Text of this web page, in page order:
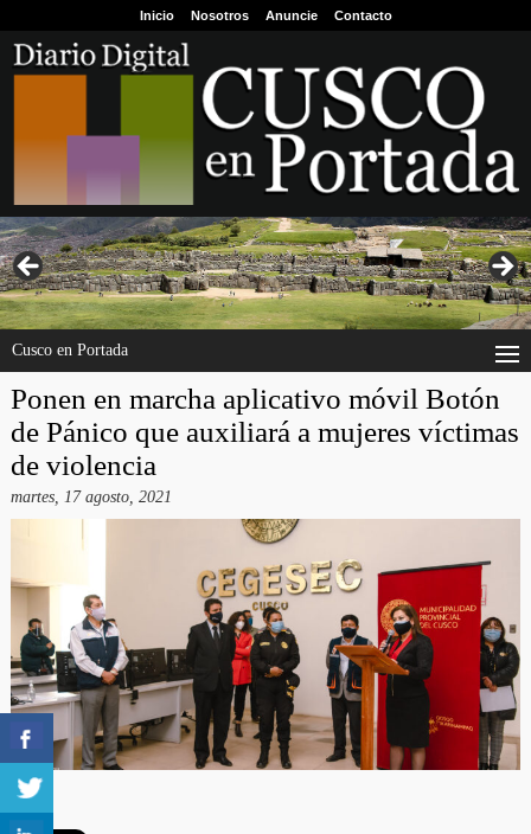
Inicio Nosotros Anuncie Contacto
Cusco en Portada
Ponen en marcha aplicativo móvil Botón
de Pánico que auxiliará a mujeres víctimas
de violencia
martes, 17 agosto, 2021